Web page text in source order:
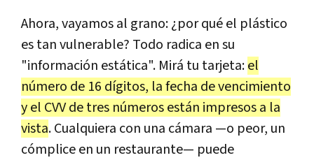
Ahora, vayamos al grano: ¿por qué el plástico
es tan vulnerable? Todo radica en su
"información estática". Mirá tu tarjeta:el
número de 16 dígitos, la fecha de vencimiento
y el CVV de tres números están impresos a la
vista. Cualquiera con una cámara —o peor, un
cómplice en un restaurante— puede